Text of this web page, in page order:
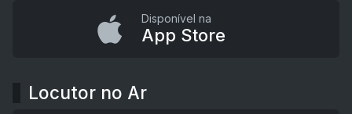
Disponível na
App Store
Locutor no Ar